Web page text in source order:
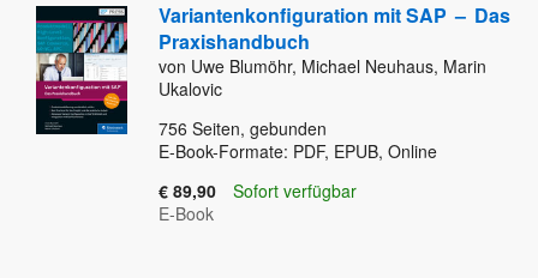
Variantenkonfiguration mit SAP – Das
Praxishandbuch
von Uwe Blumöhr, Michael Neuhaus, Marin
Ukalovic
756 Seiten, gebunden
E-Book-Formate: PDF, EPUB, Online
€ 89,90
Sofort verfügbar
E-Book